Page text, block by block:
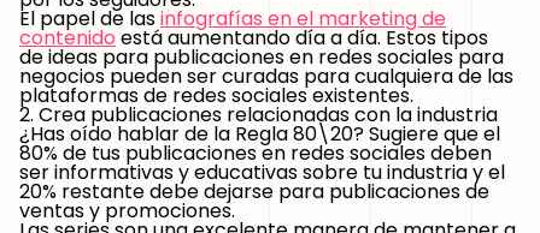
El papel de lasinfografías en el marketing de
contenido está aumentando día a día. Estos tipos
de ideas para publicaciones en redes sociales para
negocios pueden ser curadas para cualquiera de las
plataformas de redes sociales existentes.
2. Crea publicaciones relacionadas con la industria
¿Has oído hablar de la Regla 80\20? Sugiere que el
80% de tus publicaciones en redes sociales deben
ser informativas y educativas sobre tu industria y el
20% restante debe dejarse para publicaciones de
ventas y promociones.